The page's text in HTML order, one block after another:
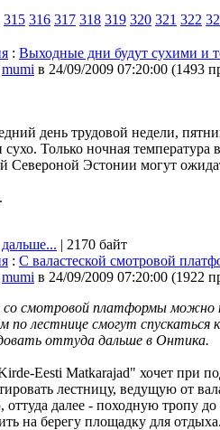
315 316 317 318 319 320 321 322
: Выходные дни будут сухими и
mumi в 24/09/2009 07:20:00 (1493
день трудовой недели,
сухо. Только ночная
Североной Эстонии могут
| 2170 байт
: С валастеской смотровой
mumi в 24/09/2009 07:20:00 (1922
со смотровой платформы можно
по лестнице смогут
оттуда дальше в Онтика.
Eesti Matkarajad" хочет при
лестницу, ведущую от
далее - походную тропу
на берегу площадку для